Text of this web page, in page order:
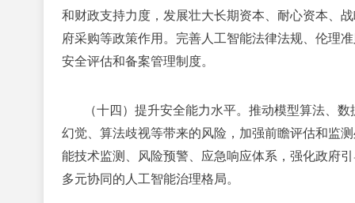
和财政支持力度，发展壮大长期资本、耐心资本、
府采购等政策作用。完善人工智能法律法规、伦理
安全评估和备案管理制度。
（十四）提升安全能力水平。 推动模型算法、数
幻觉、算法歧视等带来的风险，加强前瞻评估和监
能技术监测、风险预警、应急响应体系，强化政府
多元协同的人工智能治理格局。